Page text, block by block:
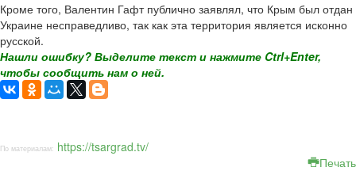
Кроме того, Валентин Гафт публично заявлял, что Крым был отдан
Украине несправедливо, так как эта территория является исконно
русской.
Нашли ошибку? Выделите текст и нажмите Ctrl+Enter,
чтобы сообщить нам о ней.
По материалам: https://tsargrad.tv/
Печать